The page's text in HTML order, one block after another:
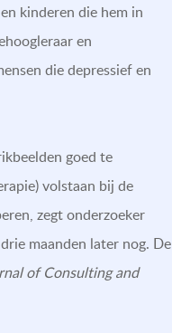
kinderen die hem in
en
die depressief en
goed te
volstaan bij de
zegt onderzoeker
maanden later nog. De
of Consulting and